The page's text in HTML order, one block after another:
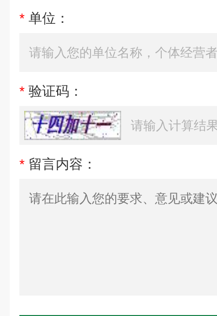
* 单位：
* 验证码：
* 留言内容：